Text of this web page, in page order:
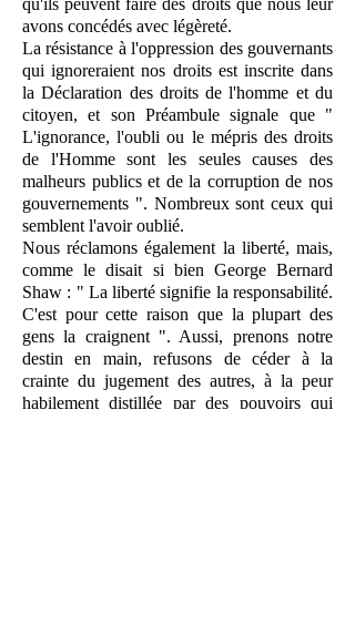
qu'ils peuvent faire des droits que nous leur
avons concédés avec légèreté.
La résistance à l'oppression des gouvernants
qui ignoreraient nos droits est inscrite dans
la Déclaration des droits de l'homme et du
citoyen, et son Préambule signale que "
L'ignorance, l'oubli ou le mépris des droits
de l'Homme sont les seules causes des
malheurs publics et de la corruption de nos
gouvernements ". Nombreux sont ceux qui
semblent l'avoir oublié.
Nous réclamons également la liberté, mais,
comme le disait si bien George Bernard
Shaw : " La liberté signifie la responsabilité.
C'est pour cette raison que la plupart des
gens la craignent ". Aussi, prenons notre
destin en main, refusons de céder à la
crainte du jugement des autres, à la peur
habilement distillée par des pouvoirs qui